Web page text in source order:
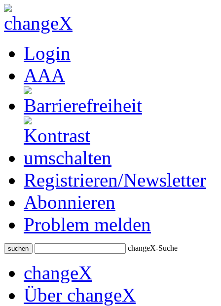
Login
AAA
Registrieren/Newsletter
Abonnieren
Problem melden
suchen changeX-Suche
changeX
Über changeX